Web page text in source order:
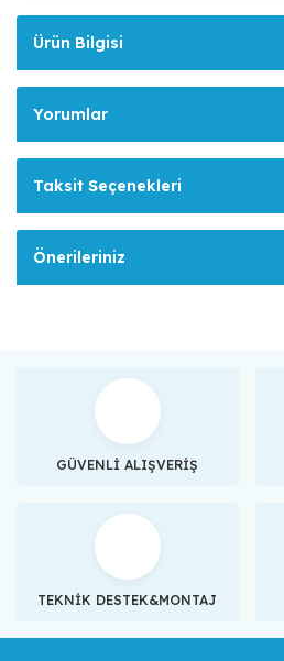
Ürün Bilgisi
Yorumlar
Taksit Seçenekleri
Önerileriniz
GÜVENLİ ALIŞVERİŞ
TEKNİK DESTEK&MONTAJ